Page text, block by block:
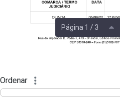
Página 1 / 3
Ordenar